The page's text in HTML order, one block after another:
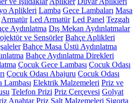
Aplikleri Lamba Gece Lambaları Masa
Armatür Led Armatür Led Panel Tezgah
Aydınlatma Dış Mekan Aydınlatmalar
ve Sensörler Bahçe Aplikleri
Bahçe Masa Üstü Aydınlatma
Bahçe Aydınlatma Direkleri
Çocuk Gece Lambası Çocuk Odası
Çocuk Odası Abajuru Çocuk Odası
Lambası Elektrik Malzemeleri Priz ve
Telefon Prizi Priz Çerçevesi Golyat
Anahtar Priz Şalt Malzemeleri Sigorta